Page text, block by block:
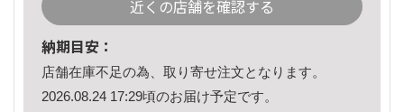
近くの店舗を確認する
納期目安：
店舗在庫不足の為、取り寄せ注文となります。
2026.08.24 17:29頃のお届け予定です。